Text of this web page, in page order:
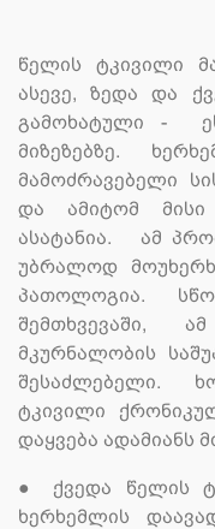
წელის ტკივილი
ასევე, ზედა და
გამოხატული -
მიზეზებზე.
მამოძრავებელი
და ამიტომ
ასატანია. ამ
უბრალოდ
პათოლოგია.
შემთხვევაში,
მკურნალობის
შესაძლებელი.
ტკივილი
დაყვება ადამიანს
●
ქვედა წელის
ხერხემლის